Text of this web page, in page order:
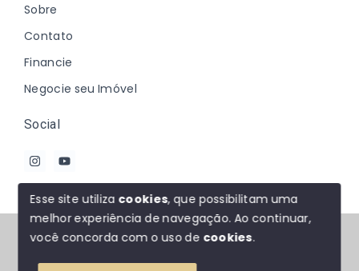
Sobre
Contato
Financie
Negocie seu Imóvel
Social
© Copyright 2026 - Johanna Marques - Todos os
Esse site utiliza cookies, que possibilitam uma
melhor experiência de navegação.Ao continuar,
você concorda com o uso de cookies.